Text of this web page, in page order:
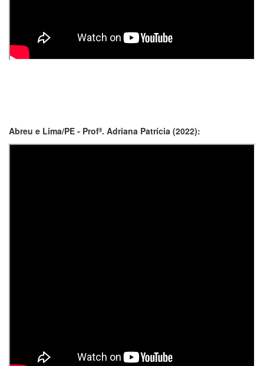
Abreu e Lima/PE - Profª. Adriana Patrícia (2022):